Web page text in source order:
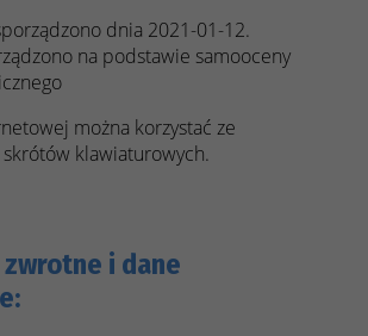
dnia 2021-01-12.
na podstawie samooceny
można korzystać ze
klawiaturowych.
i dane